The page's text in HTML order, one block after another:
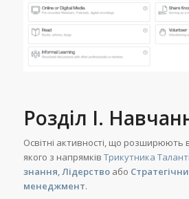
Розділ I.
Освітні активності, що розширюють
якого з напрямків Трикутника
знання,Лідерствоабо
менеджмент.